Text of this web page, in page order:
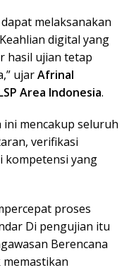
melaksanakan
digital yang
hasil ujian tetap
ujarAfrinal
Area Indonesia.
mencakup seluruh
verifikasi
kompetensi yang
proses
Di pengujian itu
Berencana